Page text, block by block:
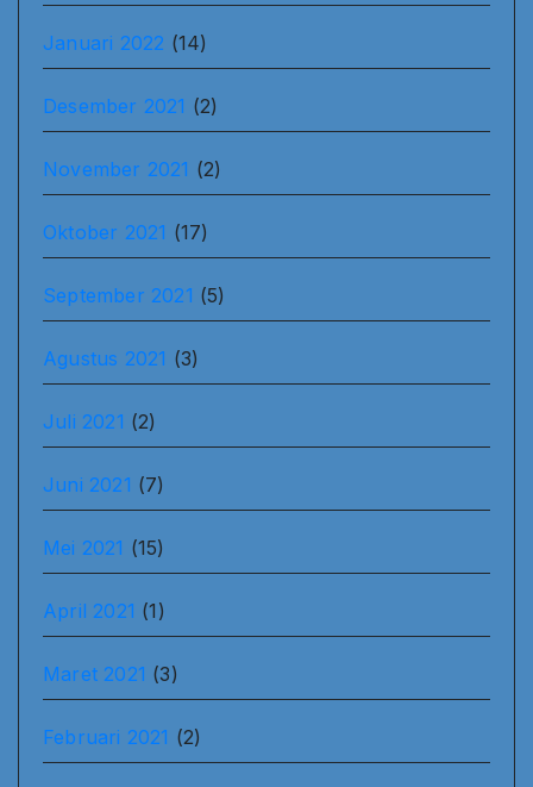
Januari 2022 (14)
Desember 2021 (2)
November 2021 (2)
Oktober 2021 (17)
September 2021 (5)
Agustus 2021 (3)
Juli 2021 (2)
Juni 2021 (7)
Mei 2021 (15)
April 2021 (1)
Maret 2021 (3)
Februari 2021 (2)